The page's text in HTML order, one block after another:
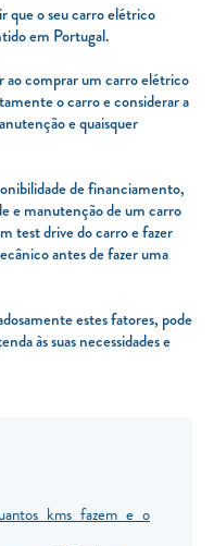
que o seu carro elétrico
em Portugal.
ao comprar um carro elétrico
o carro e considerar a
e quaisquer
de financiamento,
e manutenção de um carro
test drive do carro e fazer
antes de fazer uma
estes fatores, pode
às suas necessidades e
kms fazem e o